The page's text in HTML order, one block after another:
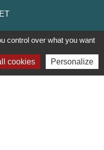
DE
control over what you want
cookies Personalize